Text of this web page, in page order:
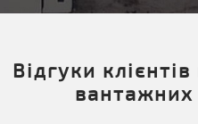
Відгуки
вантажних